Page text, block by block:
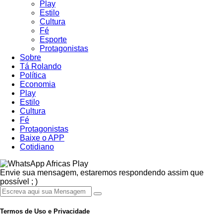
Play
Estilo
Cultura
Fé
Esporte
Protagonistas
Sobre
Tá Rolando
Política
Economia
Play
Estilo
Cultura
Fé
Protagonistas
Baixe o APP
Cotidiano
Africas Play
Envie sua mensagem, estaremos respondendo assim que
possível ; )
Termos de Uso e Privacidade